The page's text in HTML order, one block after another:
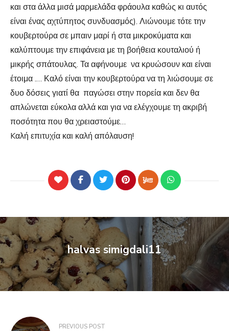
και στα άλλα μισά μαρμελάδα φράουλα καθώς κι αυτός
είναι ένας αχτύπητος συνδυασμός). Λιώνουμε τότε την
κουβερτούρα σε μπαιν μαρί ή στα μικροκύματα και
καλύπτουμε την επιφάνεια με τη βοήθεια κουταλιού ή
μικρής σπάτουλας. Τα αφήνουμε να κρυώσουν και είναι
έτοιμα .… Καλό είναι την κουβερτούρα να τη λιώσουμε σε
δυο δόσεις γιατί θα παγώσει στην πορεία και δεν θα
απλώνεται εύκολα αλλά και για να ελέγχουμε τη ακριβή
ποσότητα που θα χρειαστούμε…
Kαλή επιτυχία και καλή απόλαυση!
halvas simigdali11
PREVIOUS POST